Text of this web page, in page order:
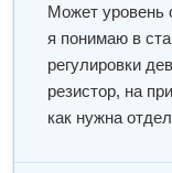
Может уровень
я понимаю в
регулировки
резистор, на
как нужна